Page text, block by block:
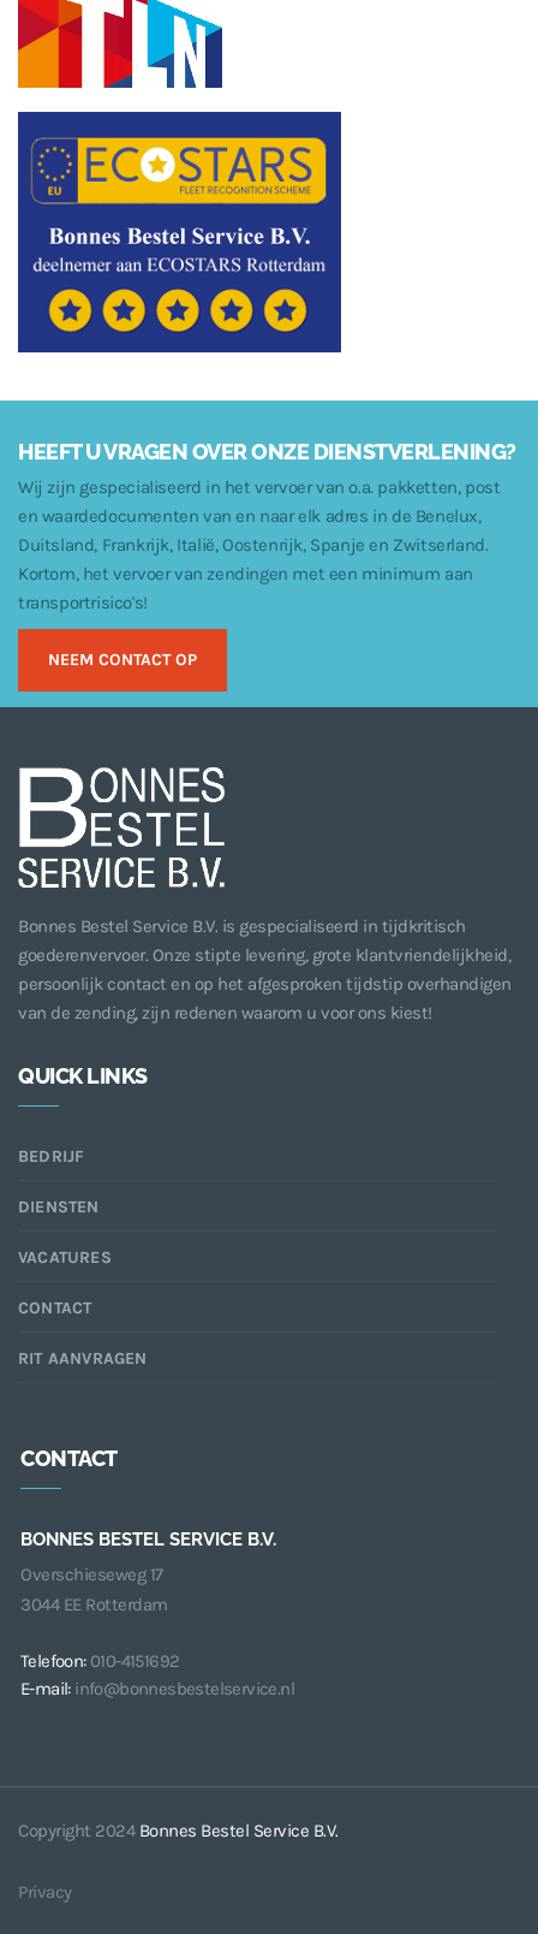
HEEFT U VRAGEN OVER ONZE DIENSTVERLENING?
Wij zijn gespecialiseerd in het vervoer van o.a. pakketten, post
en waardedocumenten van en naar elk adres in de Benelux,
Duitsland, Frankrijk, Italië, Oostenrijk, Spanje en Zwitserland.
Kortom, het vervoer van zendingen met een minimum aan
transportrisico's!
NEEM CONTACT OP
Bonnes Bestel Service B.V. is gespecialiseerd in tijdkritisch
goederenvervoer. Onze stipte levering, grote klantvriendelijkheid,
persoonlijk contact en op het afgesproken tijdstip overhandigen
van de zending, zijn redenen waarom u voor ons kiest!
QUICK LINKS
BEDRIJF
DIENSTEN
VACATURES
CONTACT
RIT AANVRAGEN
CONTACT
BONNES BESTEL SERVICE B.V.
Overschieseweg 17
3044 EE Rotterdam
Telefoon: 010-4151692
E-mail: info@bonnesbestelservice.nl
Copyright 2024 Bonnes Bestel Service B.V.
Privacy